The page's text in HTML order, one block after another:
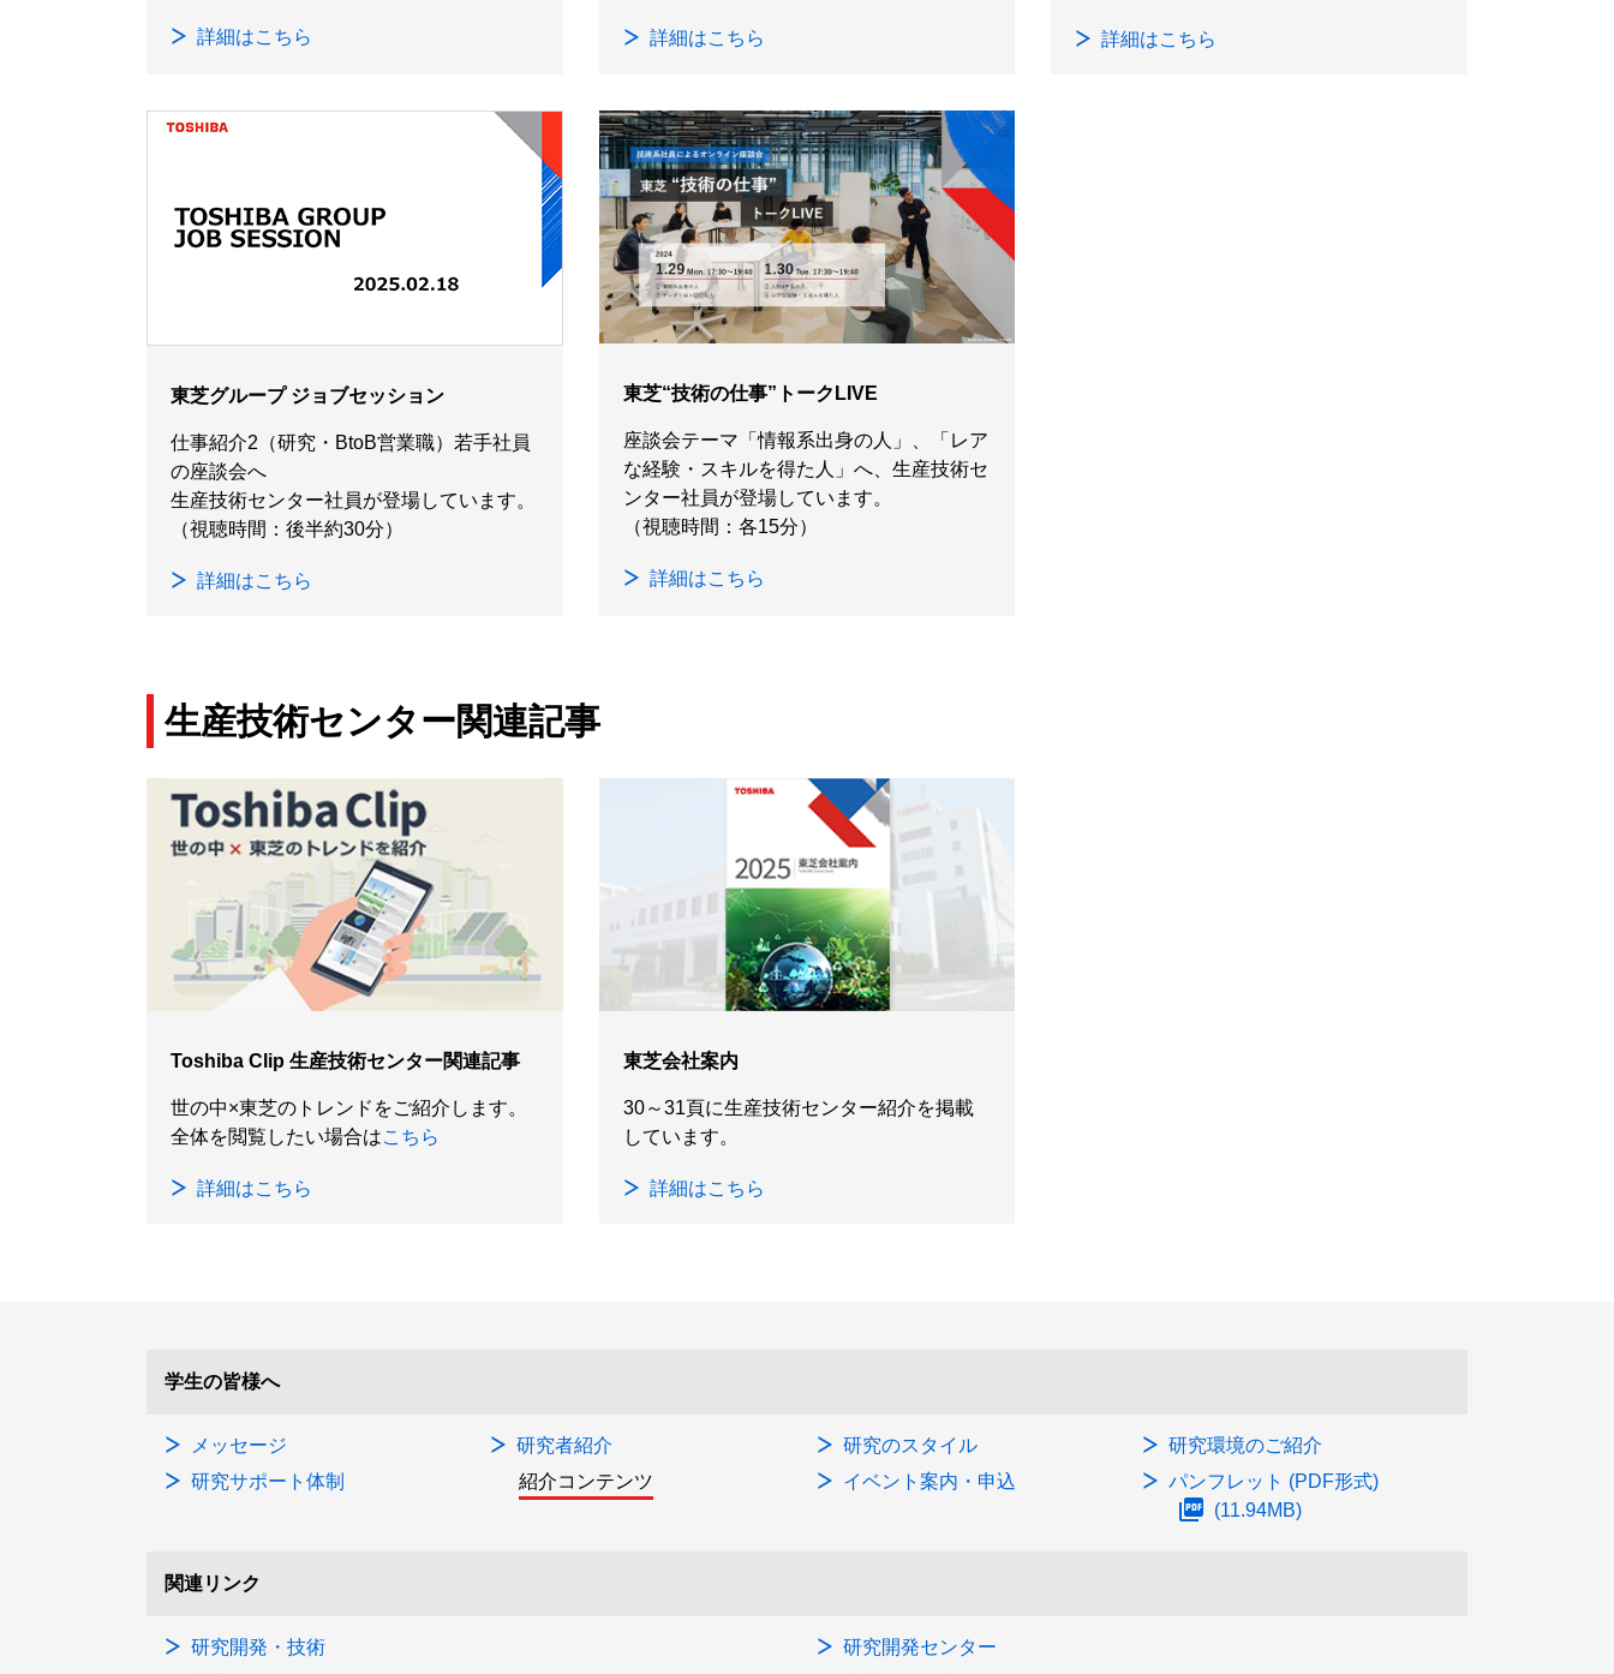
詳細はこちら 詳細はこちら 詳細はこちら
東芝グループ ジョブセッション
仕事紹介2（研究・BtoB営業職）若手社員
の座談会へ
生産技術センター社員が登場しています。
（視聴時間：後半約30分）
詳細はこちら
東芝“技術の仕事”トークLIVE
座談会テーマ「情報系出身の人」、「レア
な経験・スキルを得た人」へ、生産技術セ
ンター社員が登場しています。
（視聴時間：各15分）
詳細はこちら
生産技術センター関連記事
Toshiba Clip 生産技術センター関連記事
世の中×東芝のトレンドをご紹介します。
全体を閲覧したい場合はこちら
詳細はこちら
東芝会社案内
30～31頁に生産技術センター紹介を掲載
しています。
詳細はこちら
学生の皆様へ
メッセージ 研究者紹介 研究のスタイル
研究環境のご紹介
研究サポート体制
紹介コンテンツ イベント案内・申込 パンフレット (PDF形式)
(11.94MB)
関連リンク
研究開発・技術
研究開発センター